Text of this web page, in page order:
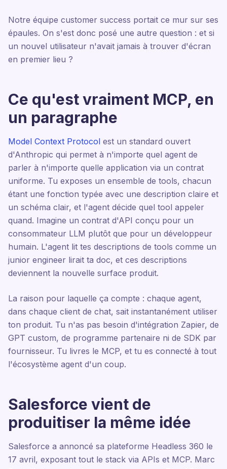
Notre équipe customer success portait ce mur sur ses
épaules. On s'est donc posé une autre question : et si
un nouvel utilisateur n'avait jamais à trouver d'écran
en premier lieu ?
Ce qu'est vraiment MCP, en
un paragraphe
Model Context Protocol est un standard ouvert
d'Anthropic qui permet à n'importe quel agent de
parler à n'importe quelle application via un contrat
uniforme. Tu exposes un ensemble de tools, chacun
étant une fonction typée avec une description claire et
un schéma clair, et l'agent décide quel tool appeler
quand. Imagine un contrat d'API conçu pour un
consommateur LLM plutôt que pour un développeur
humain. L'agent lit tes descriptions de tools comme un
junior engineer lirait ta doc, et ces descriptions
deviennent la nouvelle surface produit.
La raison pour laquelle ça compte : chaque agent,
dans chaque client de chat, sait instantanément utiliser
ton produit. Tu n'as pas besoin d'intégration Zapier, de
GPT custom, de programme partenaire ni de SDK par
fournisseur. Tu livres le MCP, et tu es connecté à tout
l'écosystème agent d'un coup.
Salesforce vient de
produitiser la même idée
Salesforce a annoncé sa plateforme Headless 360 le
17 avril, exposant tout le stack via APIs et MCP. Marc